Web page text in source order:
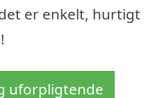
er enkelt, hurtigt
uforpligtende